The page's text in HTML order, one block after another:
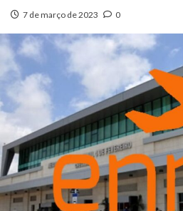
7 de março de 2023 0